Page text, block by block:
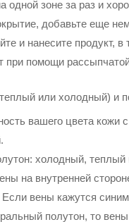
одной зоне за раз и
добавьте еще
и нанесите продукт,
при помощи
или холодный) и
вашего цвета
холодный,
на внутренней
вены кажутся
полутон, то